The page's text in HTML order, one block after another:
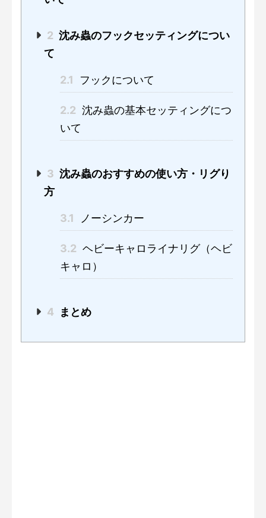
2 沈み蟲のフックセッティングについ
て
2.1 フックについて
2.2 沈み蟲の基本セッティングにつ
いて
3 沈み蟲のおすすめの使い方・リグり
方
3.1 ノーシンカー
3.2 ヘビーキャロライナリグ（ヘビ
キャロ）
4 まとめ